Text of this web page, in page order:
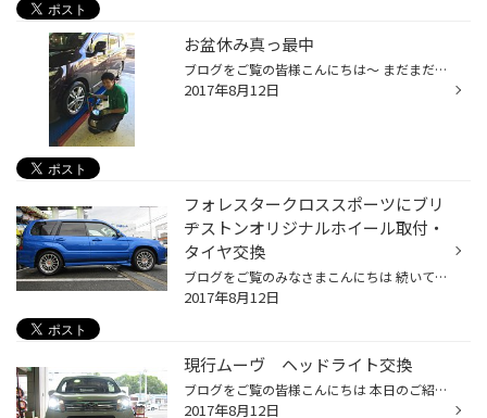
お盆休み真っ最中
ブログをご覧の皆様こんにちは～ まだまだ暑いですね～ 夜は涼しくなってきてますね♪ 皆様はどのようなお盆休みを過ごされていますか～？ 里帰り・お墓まいりなどなどゆっくりお過ごしでしょうか？ 愛車でドライブというかたも多いのでは！？ 当店では、16日(水)・17日(木)の二日間がお盆休みとなり...
2017年8月12日
フォレスタークロススポーツにブリ
ヂストンオリジナルホイール取付・
タイヤ交換
ブログをご覧のみなさまこんにちは 続いては、フォレスタークロススポーツにお乗りのお客様でホイール交換と、タイヤ交換の ご紹介です。 ホイールはブリヂストンオリジナルホイールのエコフォルムＳＥ-12です。 ホイールセンターキャップはオプションカラーのオレンジをチョイスです。 青色のボデ...
2017年8月12日
現行ムーヴ ヘッドライト交換
ブログをご覧の皆様こんにちは 本日のご紹介は、現行ムーヴのヘッドライトの交換です。 ハロゲンランプから、キャズさんのＬＥＤヘッドライトへ交換です(*^_^*) ハイ・ロー切り替えタイプで本当に白くて綺麗です！！ 視認性もバツグンです！！ 今、ハロゲンランプが付いていて、もっと明るくなった...
2017年8月12日